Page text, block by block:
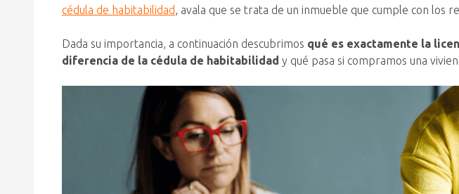
cédula de habitabilidad, avala que se trata de un inmueble que cumple con los
Dada su importancia, a continuación descubrimos qué es exactamente la
diferencia de la cédula de habitabilidad y qué pasa si compramos una